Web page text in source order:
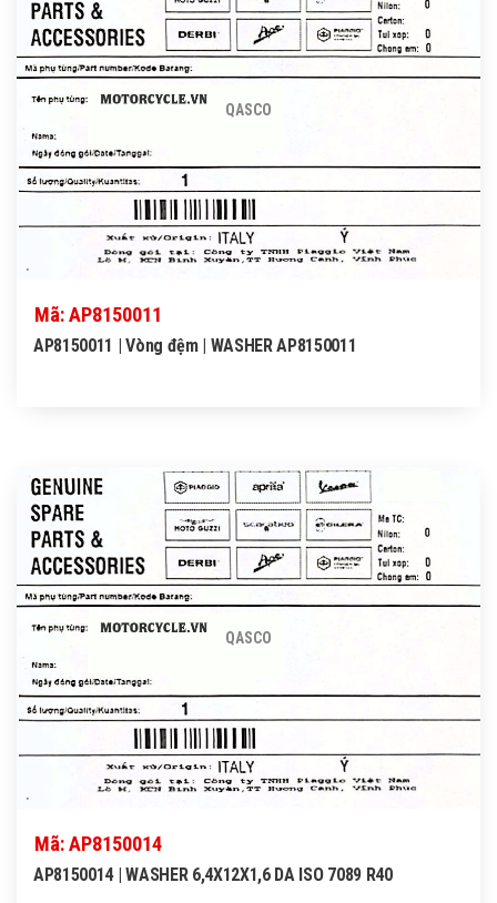
QASCO
Mã: AP8150011
AP8150011 | Vòng đệm | WASHER AP8150011
QASCO
Mã: AP8150014
AP8150014 | WASHER 6,4X12X1,6 DA ISO 7089 R40